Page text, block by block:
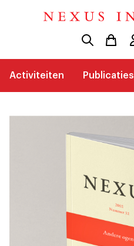
Activiteiten Publicaties